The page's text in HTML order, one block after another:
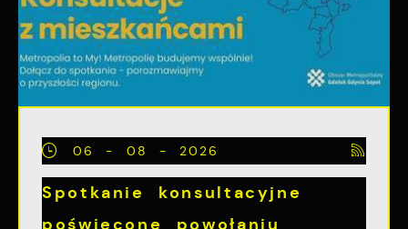
06 - 08 - 2026
Spotkanie konsultacyjne
poświęcone powołaniu